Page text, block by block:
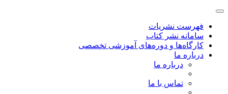
فهرست نشریات
سامانه نشر کتاب
کارگاه‌ها و دوره‌های آموزشی تخصصی
درباره ما
درباره ما
تماس با ما